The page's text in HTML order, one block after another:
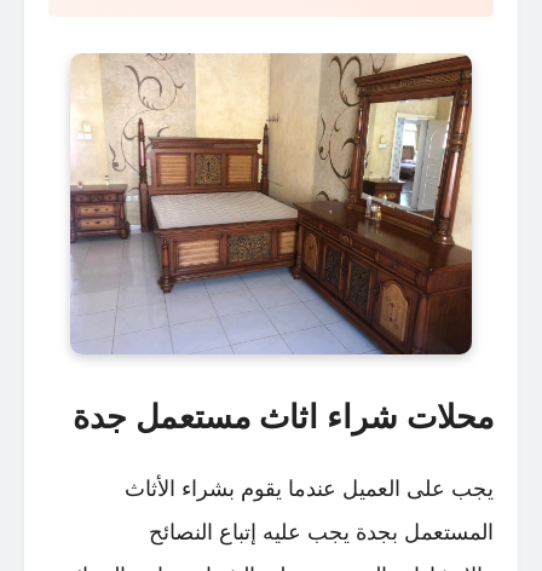
محلات شراء اثاث مستعمل جدة
يجب على العميل عندما يقوم بشراء الأثاث
المستعمل بجدة يجب عليه إتباع النصائح